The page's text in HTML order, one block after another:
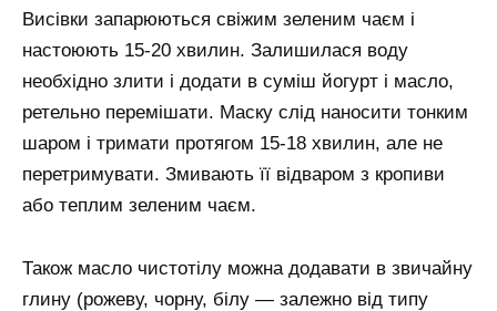
Висівки запарюються свіжим зеленим чаєм і
настоюють 15-20 хвилин. Залишилася воду
необхідно злити і додати в суміш йогурт і масло,
ретельно перемішати. Маску слід наносити тонким
шаром і тримати протягом 15-18 хвилин, але не
перетримувати. Змивають її відваром з кропиви
або теплим зеленим чаєм.
Також масло чистотілу можна додавати в звичайну
глину (рожеву, чорну, білу — залежно від типу